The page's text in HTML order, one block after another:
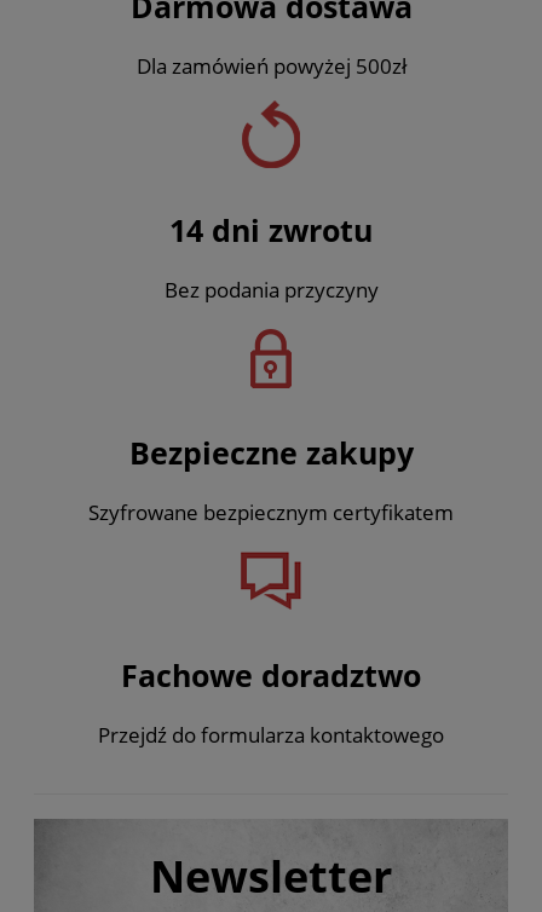
Dla zamówień powyżej 500zł
14 dni zwrotu
Bez podania przyczyny
Bezpieczne zakupy
Szyfrowane bezpiecznym certyfikatem
Fachowe doradztwo
Przejdź do formularza kontaktowego
Newsletter